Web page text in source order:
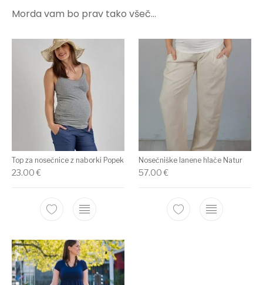
Morda vam bo prav tako všeč…
Top za nosečnice z naborki Popek
23.00€
Nosečniške lanene hlače Natur
57.00€